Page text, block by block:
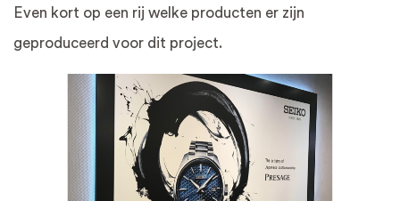
Even kort op een rij welke producten er zijn
geproduceerd voor dit project.